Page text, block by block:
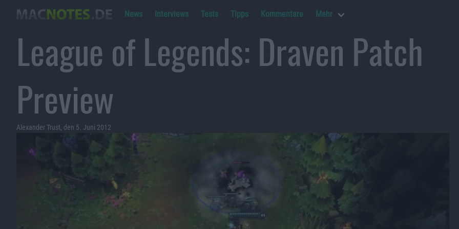
News Interviews Tests Tipps Kommentare Mehr
League of Legends: Draven Patch
Preview
Alexander Trust, den 5. Juni 2012